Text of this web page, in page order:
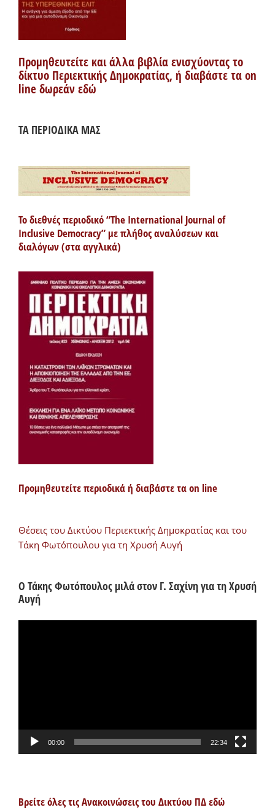
Προμηθευτείτε και άλλα βιβλία ενισχύοντας το
δίκτυο Περιεκτικής Δημοκρατίας, ή διαβάστε τα on
line δωρεάν εδώ
ΤΑ ΠΕΡΙΟΔΙΚΑ ΜΑΣ
Το διεθνές περιοδικό “The International Journal of
Inclusive Democracy” με πλήθος αναλύσεων και
διαλόγων (στα αγγλικά)
Προμηθευτείτε περιοδικά ή διαβάστε τα on line
Θέσεις του Δικτύου Περιεκτικής Δημοκρατίας και του
Τάκη Φωτόπουλου για τη Χρυσή Αυγή
Ο Τάκης Φωτόπουλος μιλά στον Γ. Σαχίνη για τη Χρυσή
Αυγή
00:00 22:34
Βρείτε όλες τις Ανακοινώσεις του Δικτύου ΠΔ εδώ